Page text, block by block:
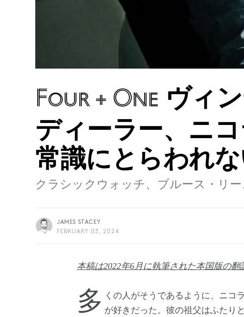
Four + One ヴィ
ディーラー、ニ
常識にとらわれ
クラシックウォッチ、ブルース・リー
JAMES STACEY
FEBRUARY 03, 2024
本稿は2022年6月に執筆された本国版の翻
多くの人がそうであるように、ニコラス・フェレル（Nicholas Ferrell）氏も時計 が好きだった。彼の祖父はふたり